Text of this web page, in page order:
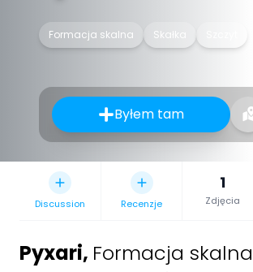
Formacja skalna Skałka
Byłem tam
Discussion Recenzje
1
Zdjęcia
Pyxari, Formacja